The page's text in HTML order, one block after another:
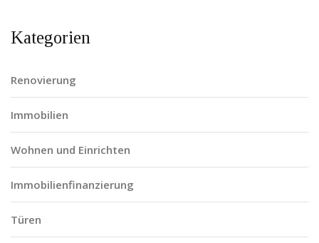
Kategorien
Renovierung
Immobilien
Wohnen und Einrichten
Immobilienfinanzierung
Türen